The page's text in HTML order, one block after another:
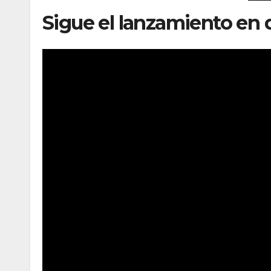
Sigue el lanzamiento en